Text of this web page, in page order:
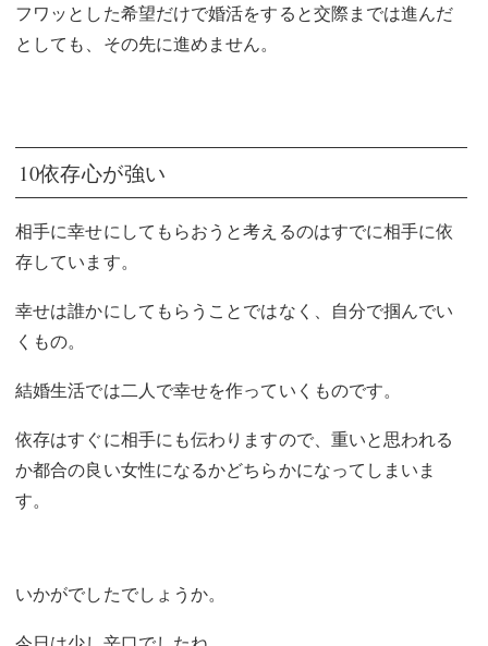
フワッとした希望だけで婚活をすると交際までは進んだ
としても、その先に進めません。
10依存心が強い
相手に幸せにしてもらおうと考えるのはすでに相手に依
存しています。
幸せは誰かにしてもらうことではなく、自分で掴んでい
くもの。
結婚生活では二人で幸せを作っていくものです。
依存はすぐに相手にも伝わりますので、重いと思われる
か都合の良い女性になるかどちらかになってしまいま
す。
いかがでしたでしょうか。